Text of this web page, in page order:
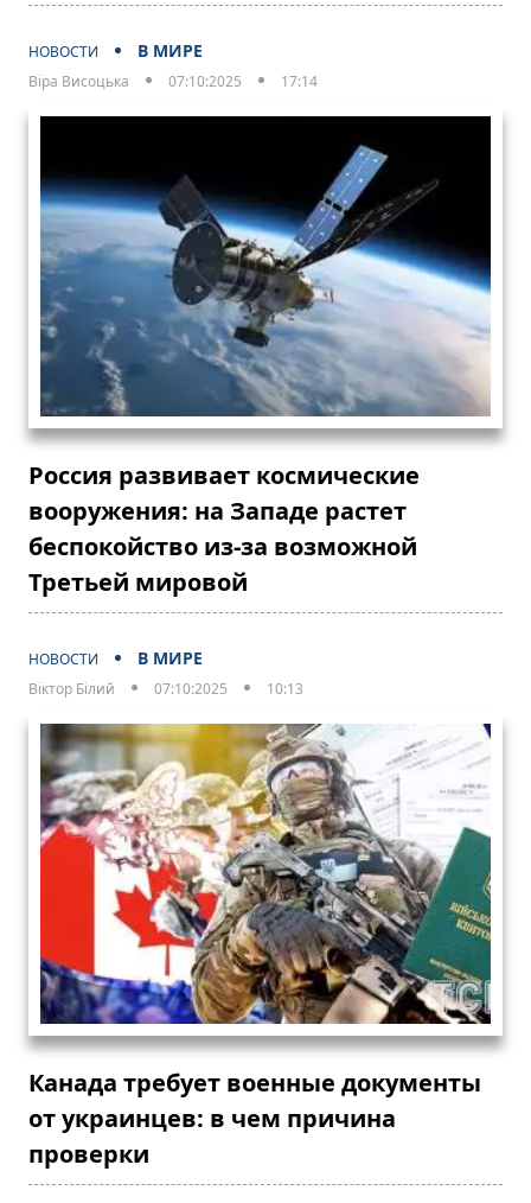
НОВОСТИ В МИРЕ
Віра Висоцька 07:10:2025 17:14
Россия развивает космические
вооружения: на Западе растет
беспокойство из-за возможной
Третьей мировой
НОВОСТИ В МИРЕ
Віктор Білий 07:10:2025 10:13
Канада требует военные документы
от украинцев: в чем причина
проверки